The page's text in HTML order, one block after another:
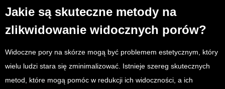
Jakie są skuteczne metody na
zlikwidowanie widocznych porów?
Widoczne pory na skórze mogą być problemem estetycznym, który
wielu ludzi stara się zminimalizować. Istnieje szereg skutecznych
metod, które mogą pomóc w redukcji ich widoczności, a ich